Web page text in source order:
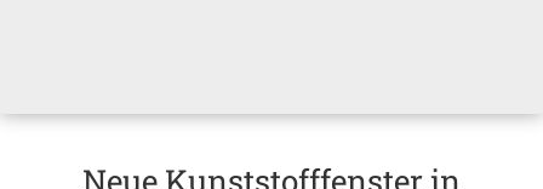
Neue Kunststofffenster in